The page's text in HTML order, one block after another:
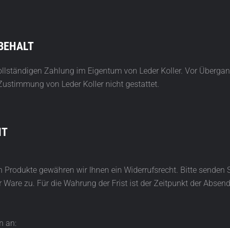
Zahlung im Eigentum von Leder Koller. Vor
von Leder Koller nicht gestattet.
gewähren wir Ihnen ein Widerrufsrecht. Bitte
Ware zu. Für die Wahrung der Frist ist der Zeitpunkt der
an: